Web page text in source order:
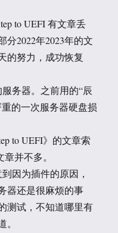
to UEFI 有文章丢
分2022年2023年的文
的努力，成功恢复
务器。之前用的“辰
的一次服务器硬盘损
to UEFI》的文章索
并不多。
因为插件的原因，
器还是很麻烦的事
测试，不知道哪里有